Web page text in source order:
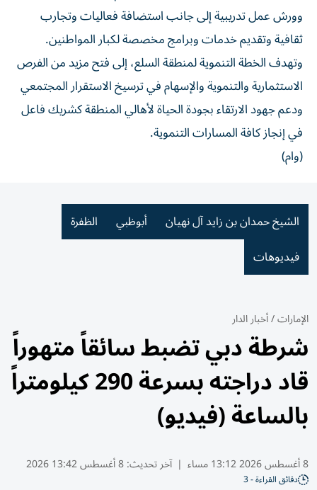
وورش عمل تدريبية إلى جانب استضافة فعاليات وتجارب
ثقافية وتقديم خدمات وبرامج مخصصة لكبار المواطنين.
وتهدف الخطة التنموية لمنطقة السلع، إلى فتح مزيد من الفرص
الاستثمارية والتنموية والإسهام في ترسيخ الاستقرار المجتمعي
ودعم جهود الارتقاء بجودة الحياة لأهالي المنطقة كشريك فاعل
في إنجاز كافة المسارات التنموية.
(وام)
الشيخ حمدان بن زايد آل نهيان أبوظبي
الظفرة
فيديوهات
الإمارات/أخبار الدار
شرطة دبي تضبط سائقاً متهوراً
قاد دراجته بسرعة 290 كيلومتراً
بالساعة (فيديو)
8 أغسطس 2026 13:12 مساء | آخر تحديث:8 أغسطس 13:42 2026
دقائق القراءة - 3